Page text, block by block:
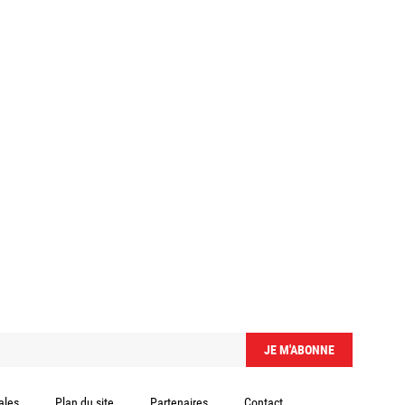
Plan du site Partenaires Contact